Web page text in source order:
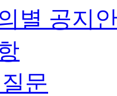
별 공지
문